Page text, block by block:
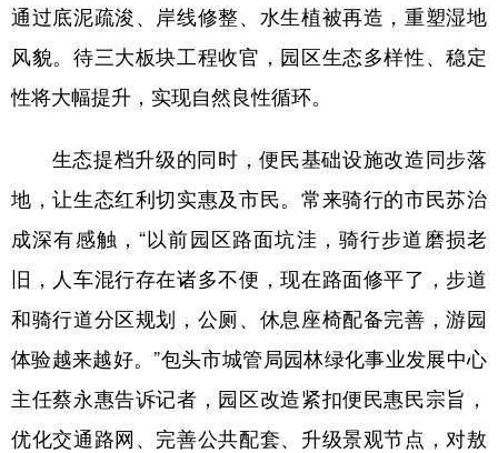
通过底泥疏浚、岸线修整、水生植被再造，重塑湿地
风貌。待三大板块工程收官，园区生态多样性、稳定
性将大幅提升，实现自然良性循环。
生态提档升级的同时，便民基础设施改造同步落
地，让生态红利切实惠及市民。常来骑行的市民苏治
成深有感触，“以前园区路面坑洼，骑行步道磨损老
旧，人车混行存在诸多不便，现在路面修平了，步道
和骑行道分区规划，公厕、休息座椅配备完善，游园
体验越来越好。”包头市城管局园林绿化事业发展中心
主任蔡永惠告诉记者，园区改造紧扣便民惠民宗旨，
优化交通路网、完善公共配套、升级景观节点，对敖